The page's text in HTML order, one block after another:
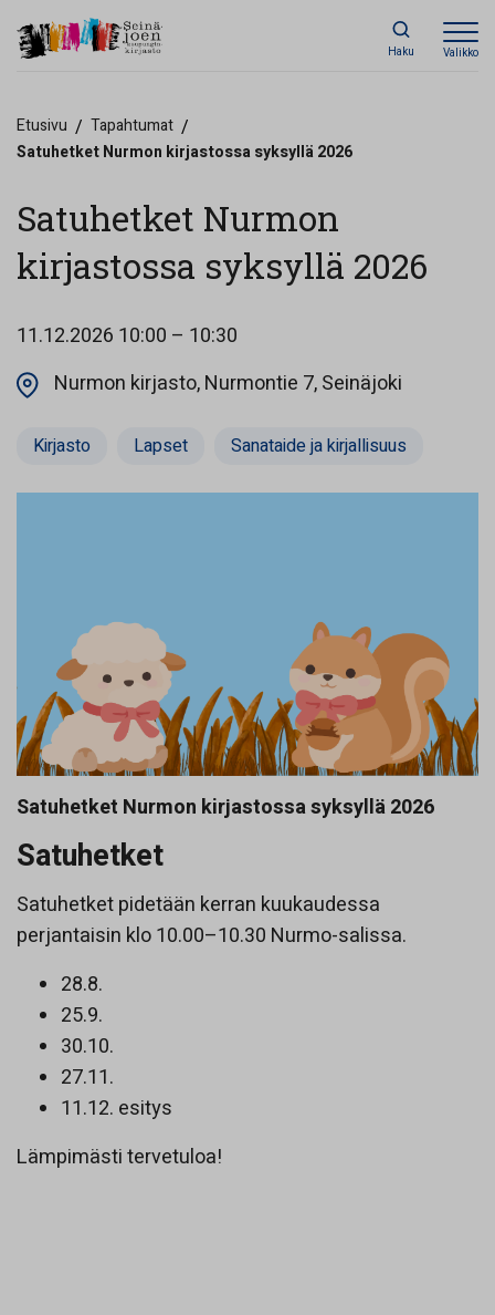
Haku Valikko
Etusivu / Tapahtumat /
Satuhetket Nurmon kirjastossa syksyllä 2026
Satuhetket Nurmon
kirjastossa syksyllä 2026
11.12.2026 10:00 – 10:30
Nurmon kirjasto, Nurmontie 7, Seinäjoki
Kirjasto Lapset Sanataide ja kirjallisuus
Satuhetket Nurmon kirjastossa syksyllä 2026
Satuhetket
Satuhetket pidetään kerran kuukaudessa
perjantaisin klo 10.00–10.30 Nurmo-salissa.
28.8.
25.9.
30.10.
27.11.
11.12. esitys
Lämpimästi tervetuloa!